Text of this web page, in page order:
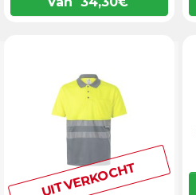
UITVERKOCHT